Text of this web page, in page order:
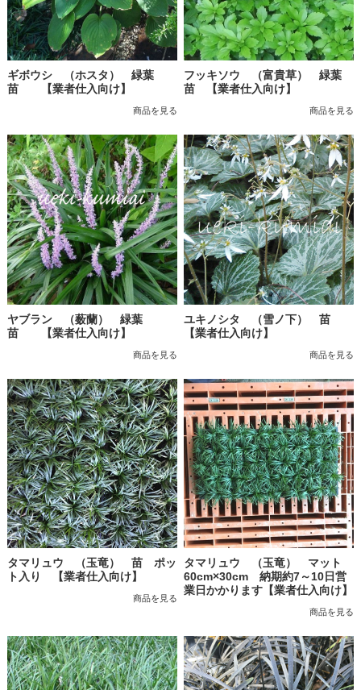
ギボウシ （ホスタ） 緑葉
苗 【業者仕入向け】
商品を見る
フッキソウ （富貴草） 緑葉
苗 【業者仕入向け】
商品を見る
ヤブラン （薮蘭） 緑葉
苗 【業者仕入向け】
商品を見る
ユキノシタ （雪ノ下） 苗
【業者仕入向け】
商品を見る
タマリュウ （玉竜） 苗 ポッ
ト入り 【業者仕入向け】
商品を見る
タマリュウ （玉竜） マット
60cm×30cm 納期約7～10日営
業日かかります【業者仕入向け】
商品を見る